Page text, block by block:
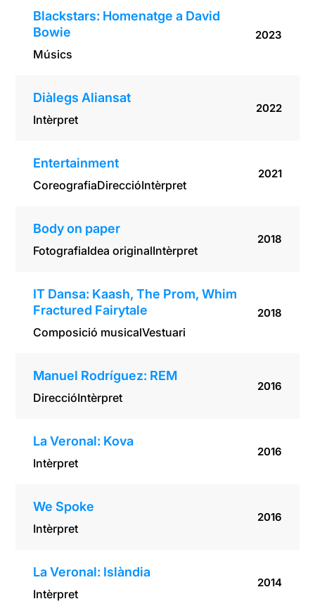
Blackstars: Homenatge a David
Bowie
Músics
2023
Diàlegs Aliansat
Intèrpret
2022
Entertainment
CoreografiaDireccióIntèrpret
2021
Body on paper
FotografiaIdea originalIntèrpret
2018
IT Dansa: Kaash, The Prom, Whim
Fractured Fairytale
Composició musicalVestuari
2018
Manuel Rodríguez: REM
DireccióIntèrpret
2016
La Veronal: Kova
Intèrpret
2016
We Spoke
Intèrpret
2016
La Veronal: Islàndia
Intèrpret
2014